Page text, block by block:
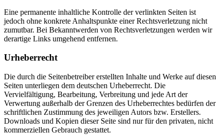
Eine permanente inhaltliche Kontrolle der verlinkten Seiten ist
jedoch ohne konkrete Anhaltspunkte einer Rechtsverletzung nicht
zumutbar. Bei Bekanntwerden von Rechtsverletzungen werden wir
derartige Links umgehend entfernen.
Urheberrecht
Die durch die Seitenbetreiber erstellten Inhalte und Werke auf diesen
Seiten unterliegen dem deutschen Urheberrecht. Die
Vervielfältigung, Bearbeitung, Verbreitung und jede Art der
Verwertung außerhalb der Grenzen des Urheberrechtes bedürfen der
schriftlichen Zustimmung des jeweiligen Autors bzw. Erstellers.
Downloads und Kopien dieser Seite sind nur für den privaten, nicht
kommerziellen Gebrauch gestattet.